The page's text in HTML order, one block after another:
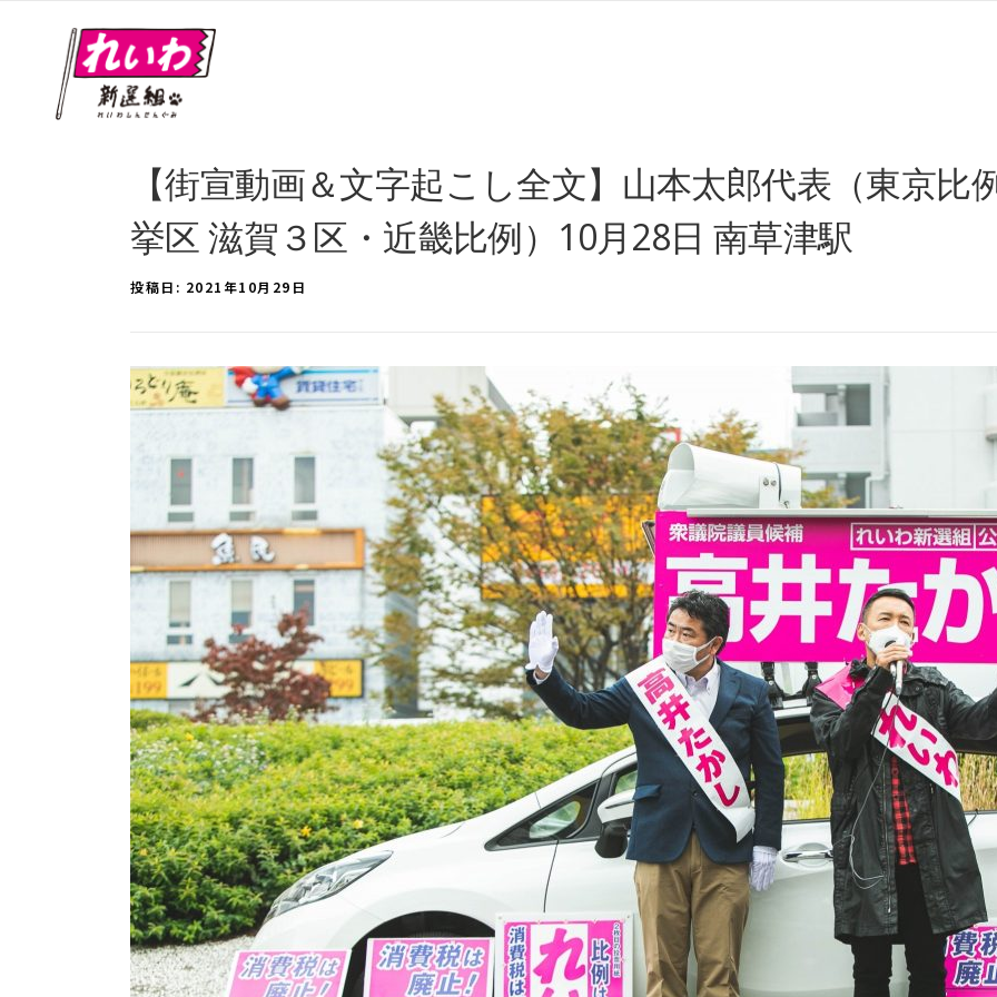
【街宣動画＆文字起こし全文】山本太郎代表（東京比
挙区 滋賀３区・近畿比例）10月28日 南草津駅
投稿日: 2021年10月29日